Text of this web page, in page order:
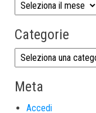
Categorie
Meta
Accedi